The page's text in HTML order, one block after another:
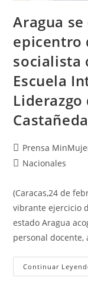
Aragua
epicentro
socialista
Escuela
Prensa
Nacionales
(Caracas,24 de
vibrante ejercicio
estado Aragua
personal
Continuar